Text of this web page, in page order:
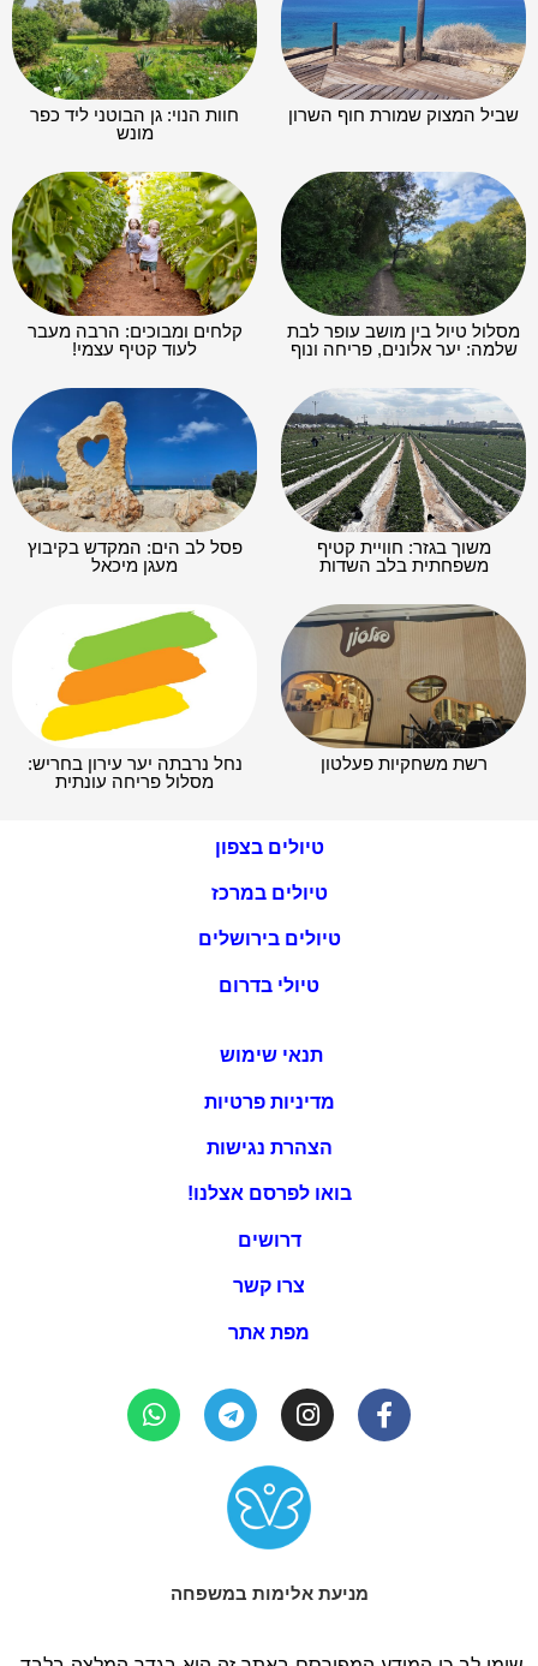
שביל המצוק שמורת חוף השרון
חוות הנוי: גן הבוטני ליד כפר
מונש
מסלול טיול בין מושב עופר לבת
שלמה: יער אלונים, פריחה ונוף
קלחים ומבוכים: הרבה מעבר
לעוד קטיף עצמי!
משוך בגזר: חוויית קטיף
משפחתית בלב השדות
פסל לב הים: המקדש בקיבוץ
מעגן מיכאל
רשת משחקיות פעלטון
נחל נרבתה יער עירון בחריש:
מסלול פריחה עונתית
טיולים בצפון
טיולים במרכז
טיולים בירושלים
טיולי בדרום
תנאי שימוש
מדיניות פרטיות
הצהרת נגישות
בואו לפרסם אצלנו!
דרושים
צרו קשר
מפת אתר
מניעת אלימות במשפחה